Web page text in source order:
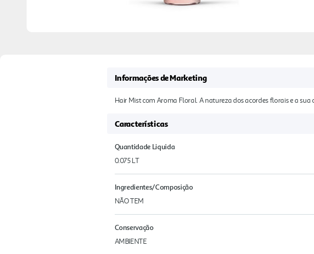
Informações de Marketing
Hair Mist com Aroma Floral. A natureza dos acordes florais e a
Características
Quantidade Liquida
0.075 LT
Ingredientes/Composição
NÃO TEM
Conservação
AMBIENTE